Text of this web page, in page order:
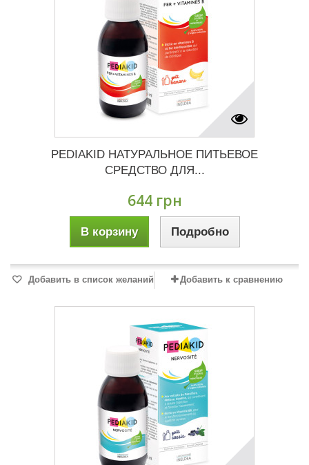
PEDIAKID НАТУРАЛЬНОЕ ПИТЬЕВОЕ
СРЕДСТВО ДЛЯ...
644 грн
В корзину Подробно
Добавить в список желаний Добавить к сравнению